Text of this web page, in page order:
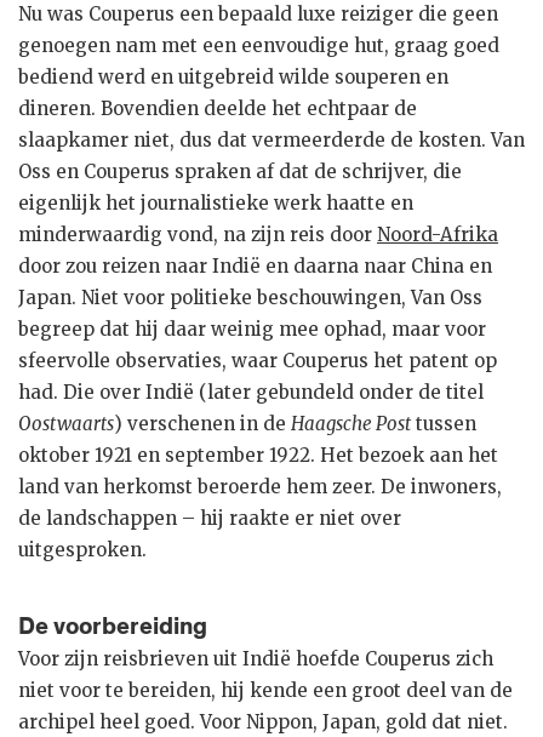
Nu was Couperus een bepaald luxe reiziger die geen
genoegen nam met een eenvoudige hut, graag goed
bediend werd en uitgebreid wilde souperen en
dineren. Bovendien deelde het echtpaar de
slaapkamer niet, dus dat vermeerderde de kosten. Van
Oss en Couperus spraken af dat de schrijver, die
eigenlijk het journalistieke werk haatte en
minderwaardig vond, na zijn reis door Noord-Afrika
door zou reizen naar Indië en daarna naar China en
Japan. Niet voor politieke beschouwingen, Van Oss
begreep dat hij daar weinig mee ophad, maar voor
sfeervolle observaties, waar Couperus het patent op
had. Die over Indië (later gebundeld onder de titel
Oostwaarts) verschenen in de Haagsche Posttussen
oktober 1921 en september 1922. Het bezoek aan het
land van herkomst beroerde hem zeer. De inwoners,
de landschappen – hij raakte er niet over
uitgesproken.
De voorbereiding
Voor zijn reisbrieven uit Indië hoefde Couperus zich
niet voor te bereiden, hij kende een groot deel van de
archipel heel goed. Voor Nippon, Japan, gold dat niet.